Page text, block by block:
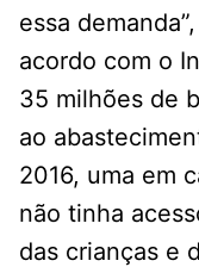
essa
acordo com o
35 milhões de
ao
2016, uma em
não tinha
das crianças e